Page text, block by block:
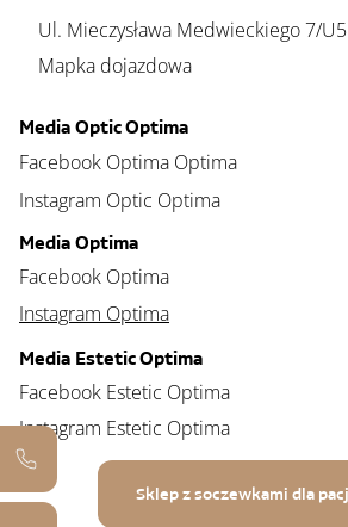
Ul. Mieczysława Medwieckiego 7/
Mapka dojazdowa
Media Optima
Facebook Optima
Instagram Optima
Media Optic Optima
Facebook Optima Optima
Instagram Optic Optima
Media Estetic Optima
Facebook Estetic Optima
Instagram Estetic Optima
Sklep z soczewkami dla